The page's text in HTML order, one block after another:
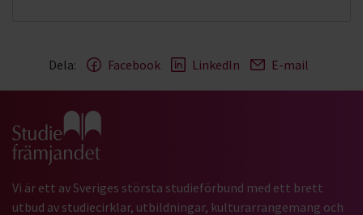
Dela: Facebook LinkedIn E-mail
Gå till studiefrämjandets startsida
Vi är ett av Sveriges största studieförbund med ett brett
utbud av studiecirklar, utbildningar, kulturarrangemang och